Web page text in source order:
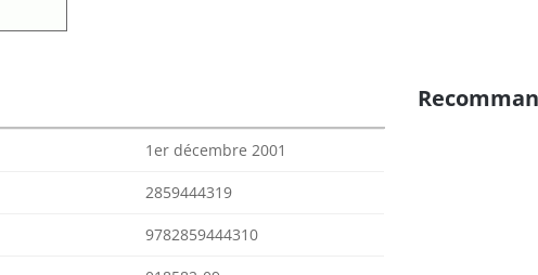
1er décembre 2001
2859444319
9782859444310